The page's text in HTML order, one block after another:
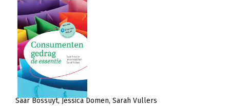
Saar Bossuyt Jessica Domen Sarah Vullers